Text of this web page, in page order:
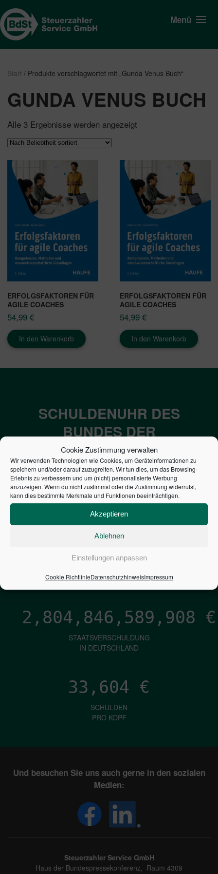
Cookie Zustimmung verwalten
Wir verwenden Technologien wie Cookies, um Geräteinformationen zu
speichern und/oder darauf zuzugreifen. Wir tun dies, um das Browsing-
Erlebnis zu verbessern und um (nicht) personalisierte Werbung
anzuzeigen. Wenn du nicht zustimmst oder die Zustimmung widerrufst,
kann dies bestimmte Merkmale und Funktionen beeinträchtigen.
Akzeptieren
Ablehnen
Einstellungen anpassen
Cookie RichtlinieDatenschutzhinweisImpressum
Menü
Start / Produkte verschlagwortet mit „Gunda Venus Buch“
GUNDA VENUS BUCH
Alle 3 Ergebnisse werden angezeigt
ERFOLGSFAKTOREN FÜR
AGILE COACHES
54,99 €
In den Warenkorb
ERFOLGSFAKTOREN FÜR
AGILE COACHES
54,99 €
In den Warenkorb
SCHULDENUHR DES
BUNDES DER
STEUERZAHLER
7,052€
NEUVERSCHULDUNG
PRO SEKUNDE
2,804,846,591,178 €
STAATSVERSCHULDUNG
IN DEUTSCHLAND
33,604 €
SCHULDEN
PRO KOPF
Und besuchen Sie uns auch gerne in den sozialen
Medien:
Steuerzahler Service GmbH
Haus der Bundespressekonferenz, Raum 4309